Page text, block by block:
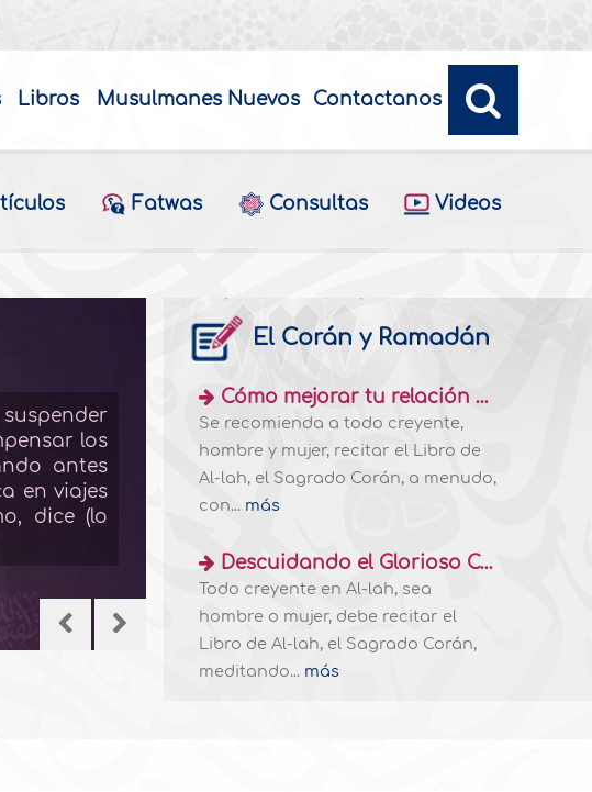
Libros Musulmanes Nuevos Contactanos
Fatwas Consultas Videos
Érrores que se cometen en el
iniciar el ayuno)
Algunos ayunantes suelen cometer los
Ramadán: Hay personas que no toman
Profeta Muhammad, sallallahu ‘alaihi
los
antes
en viajes
dice (lo
El Corán y Ramadán
Cómo mejorar tu relación con el Corán
Se recomienda a todo creyente,
hombre y mujer, recitar el Libro de
Al-lah, el Sagrado Corán, a menudo,
con... más
Descuidando el Glorioso Corán
Todo creyente en Al-lah, sea
hombre o mujer, debe recitar el
Libro de Al-lah, el Sagrado Corán,
meditando... más